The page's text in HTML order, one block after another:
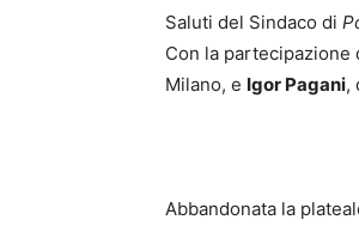
Saluti del Sindaco di
Con la partecipazione
Milano, e Igor Pagani,
Abbandonata la